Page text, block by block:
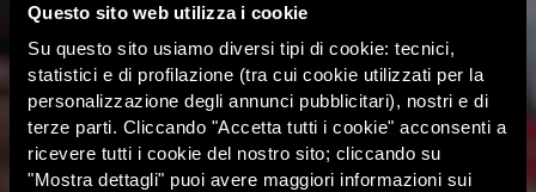
Questo sito web utilizza i cookie
Su questo sito usiamo diversi tipi di cookie: tecnici,
statistici e di profilazione (tra cui cookie utilizzati per la
personalizzazione degli annunci pubblicitari), nostri e di
terze parti. Cliccando "Accetta tutti i cookie" acconsenti a
ricevere tutti i cookie del nostro sito; cliccando su
"Mostra dettagli" puoi avere maggiori informazioni sui